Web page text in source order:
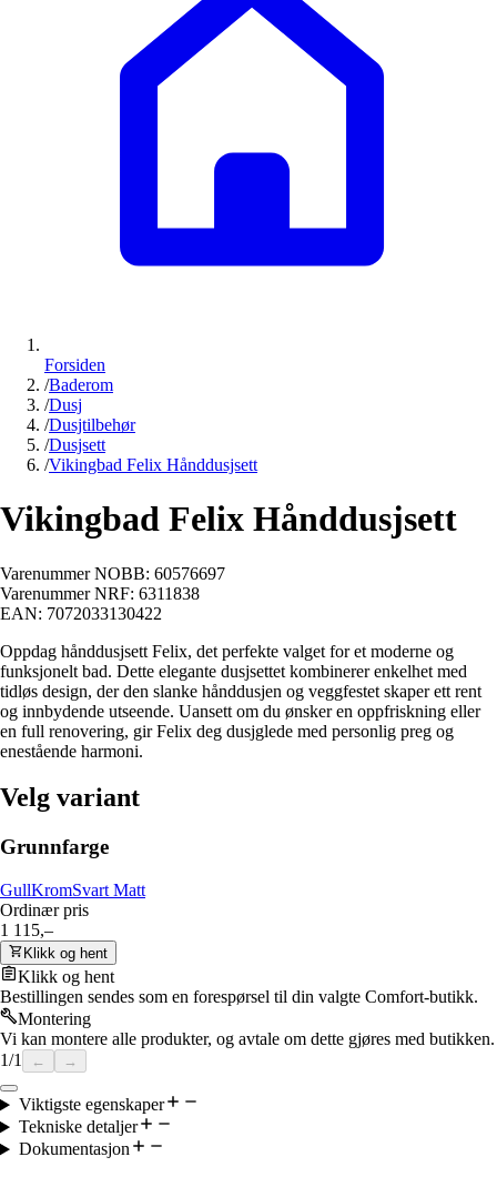
Forsiden
/Baderom
/Dusj
/Dusjtilbehør
/Dusjsett
/Vikingbad Felix Hånddusjsett
Vikingbad Felix Hånddusjsett
Varenummer NOBB: 60576697
Varenummer NRF: 6311838
EAN: 7072033130422
Oppdag hånddusjsett Felix, det perfekte valget for et moderne og
funksjonelt bad. Dette elegante dusjsettet kombinerer enkelhet med
tidløs design, der den slanke hånddusjen og veggfestet skaper ett rent
og innbydende utseende. Uansett om du ønsker en oppfriskning eller
en full renovering, gir Felix deg dusjglede med personlig preg og
enestående harmoni.
Velg variant
Grunnfarge
GullKromSvart Matt
Ordinær pris
1 115,–
Klikk og hent
Klikk og hent
Bestillingen sendes som en forespørsel til din valgte Comfort-butikk.
Montering
Vi kan montere alle produkter, og avtale om dette gjøres med butikken.
1/1 ← →
Viktigste egenskaper
Tekniske detaljer
Dokumentasjon